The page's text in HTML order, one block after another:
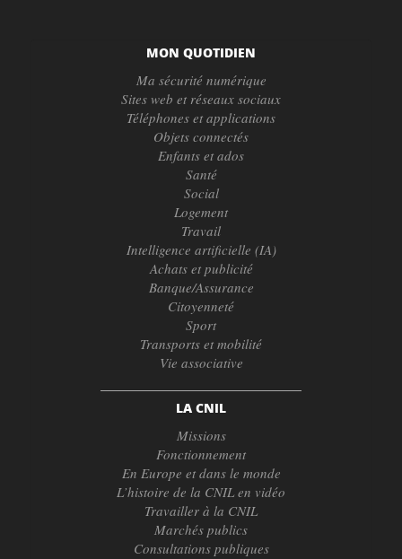
MON QUOTIDIEN
Ma sécurité numérique
Sites web et réseaux sociaux
Téléphones et applications
Objets connectés
Enfants et ados
Santé
Social
Logement
Travail
Intelligence artificielle (IA)
Achats et publicité
Banque/Assurance
Citoyenneté
Sport
Transports et mobilité
Vie associative
LA CNIL
Missions
Fonctionnement
En Europe et dans le monde
L’histoire de la CNIL en vidéo
Travailler à la CNIL
Marchés publics
Consultations publiques